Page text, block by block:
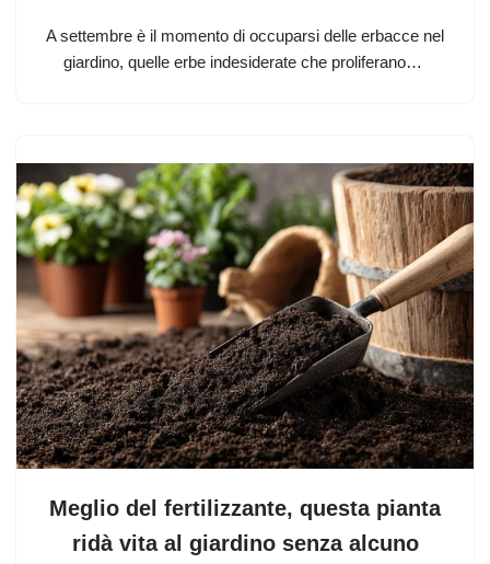
A settembre è il momento di occuparsi delle erbacce nel
giardino, quelle erbe indesiderate che proliferano…
Meglio del fertilizzante, questa pianta
ridà vita al giardino senza alcuno